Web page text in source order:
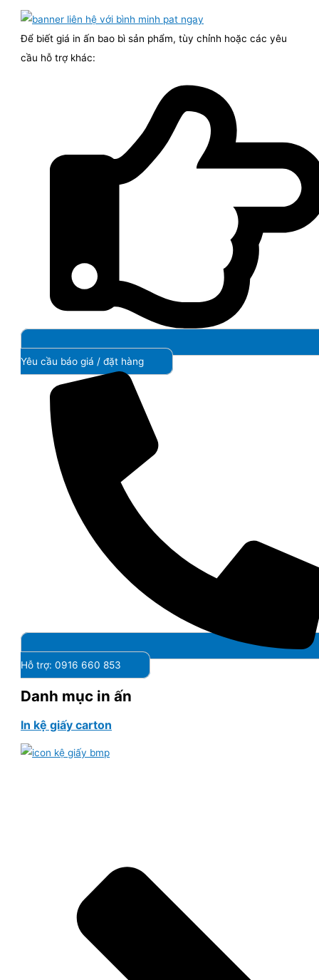
Để biết giá in ấn bao bì sản phẩm, tùy chỉnh hoặc các yêu
cầu hỗ trợ khác:
Yêu cầu báo giá / đặt hàng
Hỗ trợ: 0916 660 853
Danh mục in ấn
In kệ giấy carton